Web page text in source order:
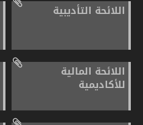
اللائحة التأديبية
اللائحة المالية
للأكاديمية